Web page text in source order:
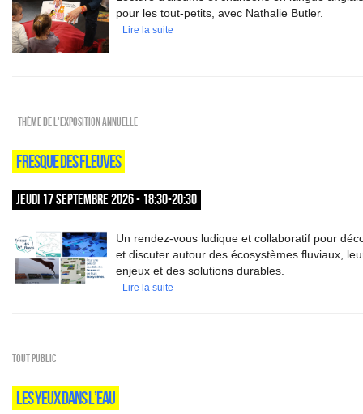
pour les tout-petits, avec Nathalie Butler.
Lire la suite
_Thème de l'exposition annuelle
FRESQUE DES FLEUVES
JEUDI 17 SEPTEMBRE 2026 - 18:30-20:30
Un rendez-vous ludique et collaboratif pour
et discuter autour des écosystèmes fluviaux,
enjeux et des solutions durables.
Lire la suite
Tout public
LES YEUX DANS L’EAU